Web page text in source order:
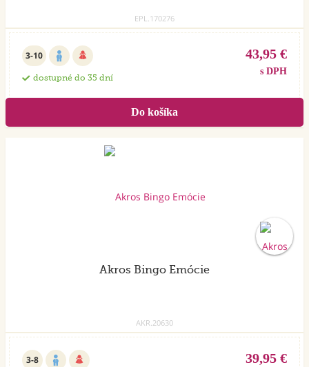
EPL.170276
3-10
dostupné do 35 dní
43,95 €
s DPH
Akros Bingo Emócie
AKR.20630
3-8 39,95 €